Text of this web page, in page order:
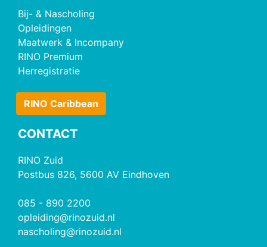
Bij- & Nascholing
Opleidingen
Maatwerk & Incompany
RINO Premium
Herregistratie
RINO Caribbean
CONTACT
RINO Zuid
Postbus 826, 5600 AV Eindhoven
085 - 890 2200
opleiding@rinozuid.nl
nascholing@rinozuid.nl